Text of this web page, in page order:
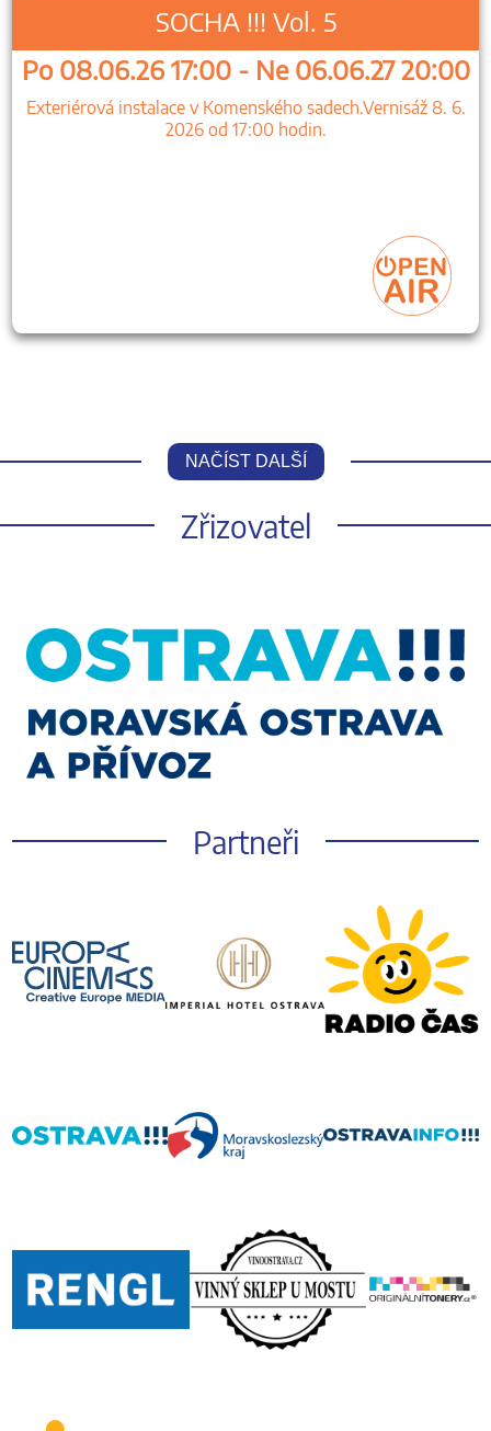
SOCHA !!! Vol. 5
Po 08.06.26 17:00 - Ne 06.06.27 20:00
Exteriérová instalace v Komenského sadech.Vernisáž 8. 6.
2026 od 17:00 hodin.
NAČÍST DALŠÍ
Zřizovatel
Partneři